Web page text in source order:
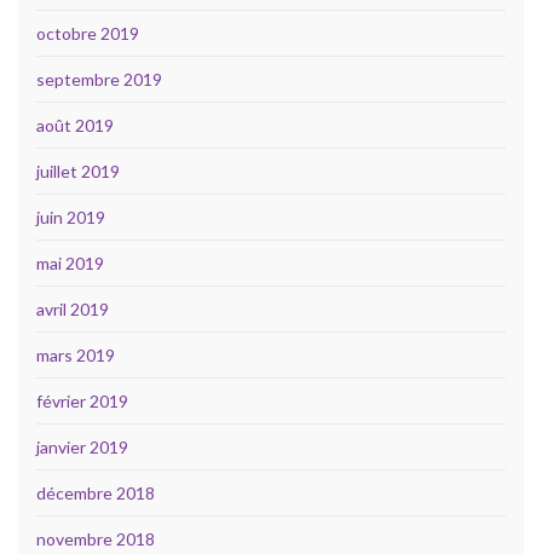
octobre 2019
septembre 2019
août 2019
juillet 2019
juin 2019
mai 2019
avril 2019
mars 2019
février 2019
janvier 2019
décembre 2018
novembre 2018